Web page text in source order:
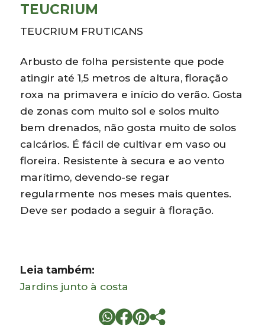
TEUCRIUM
TEUCRIUM FRUTICANS
Arbusto de folha persistente que pode
atingir até 1,5 metros de altura, floração
roxa na primavera e início do verão. Gosta
de zonas com muito sol e solos muito
bem drenados, não gosta muito de solos
calcários. É fácil de cultivar em vaso ou
floreira. Resistente à secura e ao vento
marítimo, devendo-se regar
regularmente nos meses mais quentes.
Deve ser podado a seguir à floração.
Leia também:
Jardins junto à costa